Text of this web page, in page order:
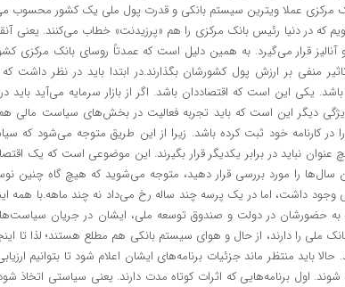
مرکزی عملا ویترین سیستم بانکی و قدرت پول ملی یک کشور محسوب
که در دنیا رئیس بانک مرکزی را هم «پرزیدنت» خطاب می‌کنند. یعنی
قرار می‌گیرد. به همین دلیل است که عمدتاً روسای بانک مرکزی
تاثیر منفی بر ارزش پول کشورشان بگذارند.در ابتدا باید در نظر داشت
یکی این است که اقتصاددان باشد. اگر از بازار سرمایه می‌آید باید
دیگر این است که باید تجربه فعالیت در بخش‌های سیاست مالی
در کارنامه خود ثبت کرده باشد. زیرا از این طریق متوجه می‌شود
نباید در برابر یکدیگر قرار بگیرند. این موضوعی است که یک
سال‌ها را مورد بررسی قرار دهید، متوجه می‌شوید که هیچ گاه چنین
وجود داشت، اما در یک پرسه چند ساله رخ می‌داد نه چند ماهه.با همه
حضورشان در دولت و صندوق توسعه ملی، ایشان در جریان سیاست‌های
ملی را دارند، از حال و هوای سیستم بانکی هم مطلع هستند؛ لذا تا
حالا باید منتظر ماند جزئیات برنامه‌های ایشان اعلام شود تا بتوانیم
اول برنامه‌هایی که اثرات کوتاه مدت دارند. یعنی سیاستی اتخاذ شود